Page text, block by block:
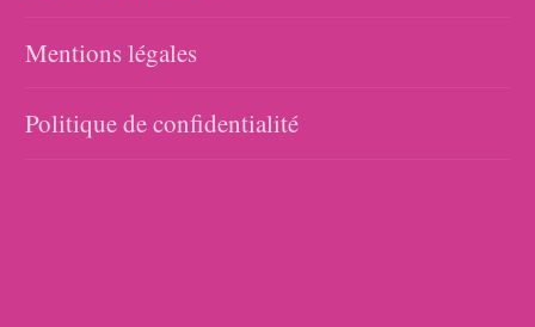
Mentions légales
Politique de confidentialité